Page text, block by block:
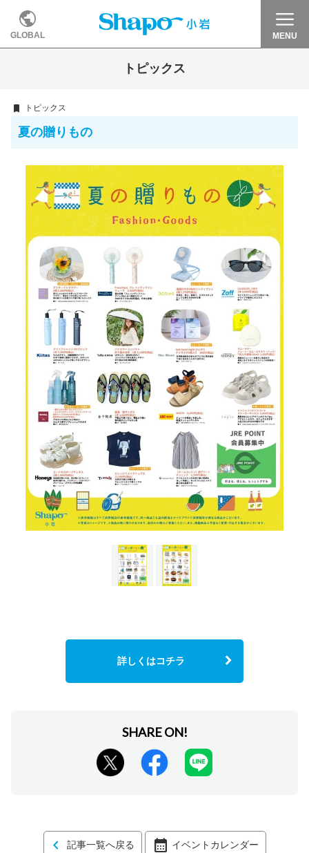
GLOBAL MENU
トピックス
トピックス
夏の贈りもの
詳しくはコチラ
記事一覧へ戻る イベントカレンダー